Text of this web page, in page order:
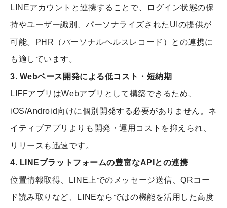
LINEアカウントと連携することで、ログイン状態の保
持やユーザー識別、パーソナライズされたUIの提供が
可能。PHR（パーソナルヘルスレコード）との連携に
も適しています。
3. Webベース開発による低コスト・短納期
LIFFアプリはWebアプリとして構築できるため、
iOS/Android向けに個別開発する必要がありません。ネ
イティブアプリよりも開発・運用コストを抑えられ、
リリースも迅速です。
4. LINEプラットフォームの豊富なAPIとの連携
位置情報取得、LINE上でのメッセージ送信、QRコー
ド読み取りなど、LINEならではの機能を活用した高度